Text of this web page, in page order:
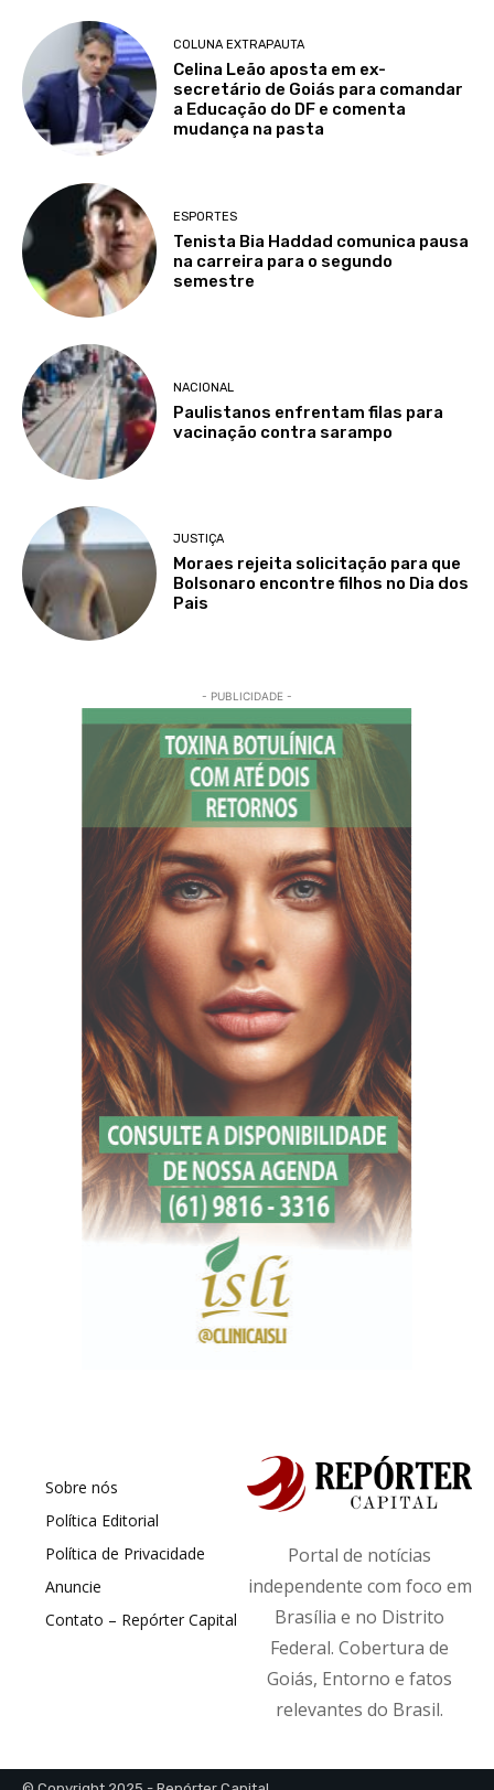
COLUNA EXTRAPAUTA
Celina Leão aposta em ex-
secretário de Goiás para comandar
a Educação do DF e comenta
mudança na pasta
ESPORTES
Tenista Bia Haddad comunica pausa
na carreira para o segundo
semestre
NACIONAL
Paulistanos enfrentam filas para
vacinação contra sarampo
JUSTIÇA
Moraes rejeita solicitação para que
Bolsonaro encontre filhos no Dia dos
Pais
- PUBLICIDADE -
Sobre nós
Política Editorial
Política de Privacidade
Anuncie
Contato – Repórter Capital
Portal de notícias
independente com foco em
Brasília e no Distrito
Federal. Cobertura de
Goiás, Entorno e fatos
relevantes do Brasil.